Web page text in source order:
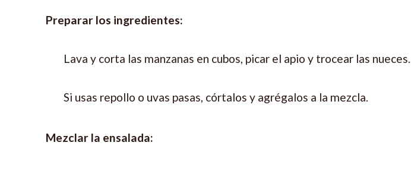
Preparar los ingredientes:
Lava y corta las manzanas en cubos, picar el apio y trocear las nueces.
Si usas repollo o uvas pasas, córtalos y agrégalos a la mezcla.
Mezclar la ensalada: